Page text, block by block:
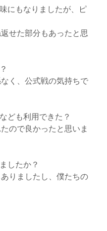
にもなりましたが、ピ
せた部分もあったと思
く、公式戦の気持ちで
ども利用できた？
ので良かったと思いま
したか？
りましたし、僕たちの